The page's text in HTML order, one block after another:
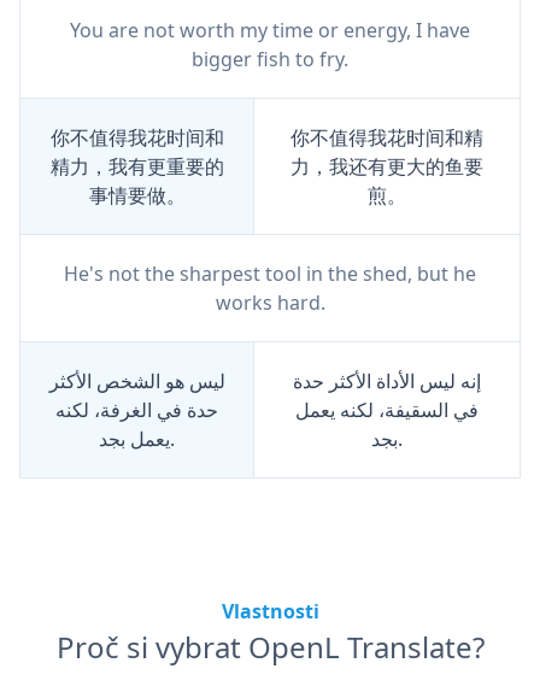
You are not worth my time or energy, I have
bigger fish to fry.
你不值得我花时间和
精力，我有更重要的
事情要做。
你不值得我花时间和精
力，我还有更大的鱼要
煎。
He's not the sharpest tool in the shed, but he
works hard.
ليس هو الشخص الأكثر
حدة في الغرفة، لكنه
يعمل بجد.
إنه ليس الأداة الأكثر حدة
في السقيفة، لكنه يعمل
بجد.
Vlastnosti
Proč si vybrat OpenL Translate?